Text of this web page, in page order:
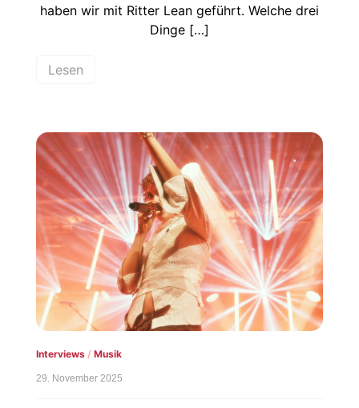
haben wir mit Ritter Lean geführt. Welche drei
Dinge […]
Lesen
Interviews/ Musik
29. November 2025